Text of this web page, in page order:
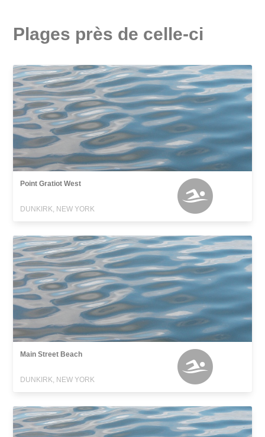
Plages près de celle-ci
Point Gratiot West
DUNKIRK, NEW YORK
Main Street Beach
DUNKIRK, NEW YORK